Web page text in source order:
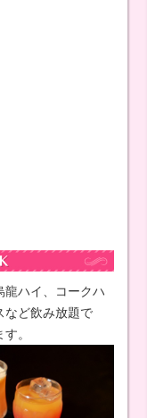
龍ハイ、コークハ
など飲み放題で
。